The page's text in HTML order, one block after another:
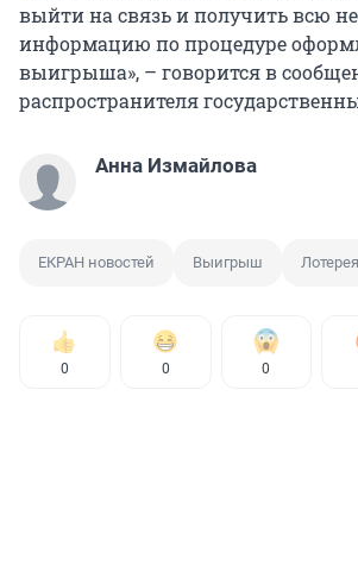
выйти на связь и получить всю
информацию по процедуре
выигрыша», – говорится в
распространителя
Анна Измайлова
ЕКРАН новостей Выигрыш Лотерея
0 0 0